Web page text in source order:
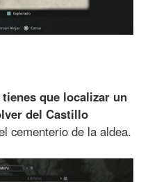
tienes que localizar un
del Castillo
cementerio de la aldea.